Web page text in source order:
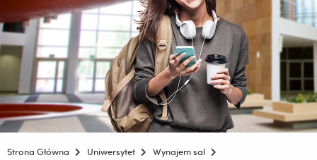
Strona Główna Uniwersytet
Wynajem sal